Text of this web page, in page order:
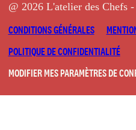
@ 2026 L'atelier des Chefs
CONDITIONS GÉNÉRALES
POLITIQUE DE CONFIDENTIALITÉ
MODIFIER MES PARAMÈTRES DE